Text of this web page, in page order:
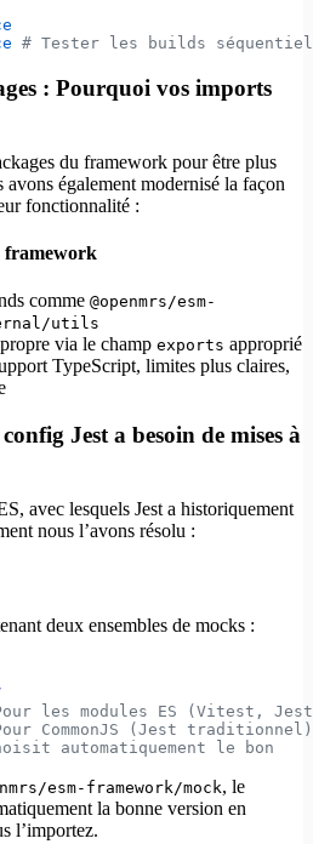
# Tester les builds
: Pourquoi vos imports
du framework pour être plus
également modernisé la façon
fonctionnalité :
framework
comme @openmrs/esm-
utils
via le champ exports approprié
TypeScript, limites plus claires,
Jest a besoin de mises à
avec lesquels Jest a historiquement
nous l’avons résolu :
deux ensembles de mocks :
les modules ES (Vitest,
CommonJS (Jest traditionnel)
automatiquement le bon
esm-framework/mock, le
la bonne version en
l’importez.